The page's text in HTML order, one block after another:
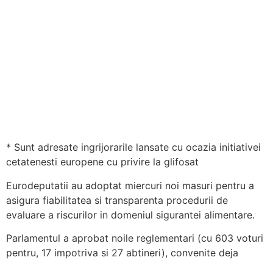
* Sunt adresate ingrijorarile lansate cu ocazia initiativei
cetatenesti europene cu privire la glifosat
Eurodeputatii au adoptat miercuri noi masuri pentru a
asigura fiabilitatea si transparenta procedurii de
evaluare a riscurilor in domeniul sigurantei alimentare.
Parlamentul a aprobat noile reglementari (cu 603 voturi
pentru, 17 impotriva si 27 abtineri), convenite deja